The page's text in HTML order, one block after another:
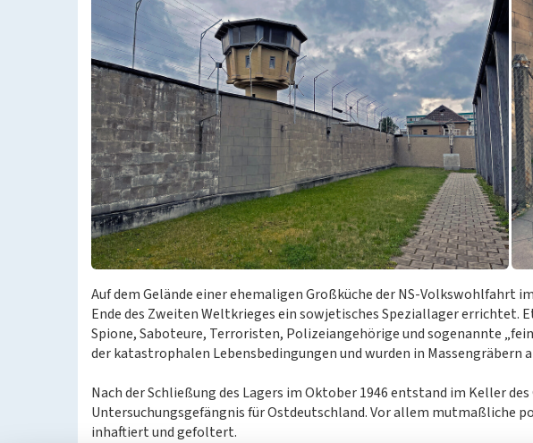
Auf dem Gelände einer ehemaligen Großküche der NS-Volkswohlfahrt
Ende des Zweiten Weltkrieges ein sowjetisches Speziallager errichtet.
Spione, Saboteure, Terroristen, Polizeiangehörige und sogenannte
der katastrophalen Lebensbedingungen und wurden in Massengräbern
Nach der Schließung des Lagers im Oktober 1946 entstand im Keller
Untersuchungsgefängnis für Ostdeutschland. Vor allem mutmaßliche
inhaftiert und gefoltert.